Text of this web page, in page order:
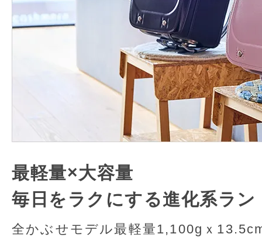
最軽量×大容量
毎日をラクにする進化系ラン
全かぶせモデル最軽量1,100gｘ